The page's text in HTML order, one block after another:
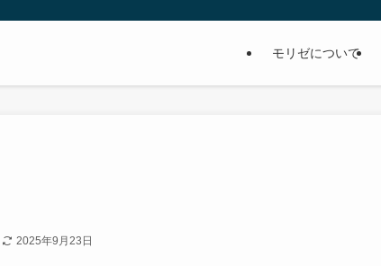
モリゼについて
2025年9月23日